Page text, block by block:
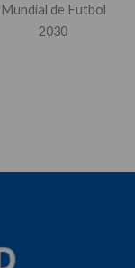
Mundial de Futbol
2030